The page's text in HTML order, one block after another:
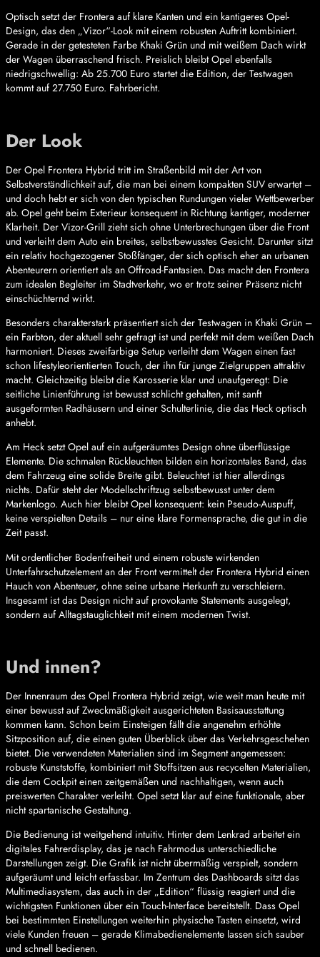
Optisch setzt der Frontera auf klare Kanten und ein kantigeres Opel-
Design, das den „Vizor“-Look mit einem robusten Auftritt kombiniert.
Gerade in der getesteten Farbe Khaki Grün und mit weißem Dach wirkt
der Wagen überraschend frisch. Preislich bleibt Opel ebenfalls
niedrigschwellig: Ab 25.700 Euro startet die Edition, der Testwagen
kommt auf 27.750 Euro. Fahrbericht.
Der Look
Der Opel Frontera Hybrid tritt im Straßenbild mit der Art von
Selbstverständlichkeit auf, die man bei einem kompakten SUV erwartet –
und doch hebt er sich von den typischen Rundungen vieler Wettbewerber
ab. Opel geht beim Exterieur konsequent in Richtung kantiger, moderner
Klarheit. Der Vizor-Grill zieht sich ohne Unterbrechungen über die Front
und verleiht dem Auto ein breites, selbstbewusstes Gesicht. Darunter sitzt
ein relativ hochgezogener Stoßfänger, der sich optisch eher an urbanen
Abenteurern orientiert als an Offroad-Fantasien. Das macht den Frontera
zum idealen Begleiter im Stadtverkehr, wo er trotz seiner Präsenz nicht
einschüchternd wirkt.
Besonders charakterstark präsentiert sich der Testwagen in Khaki Grün –
ein Farbton, der aktuell sehr gefragt ist und perfekt mit dem weißen Dach
harmoniert. Dieses zweifarbige Setup verleiht dem Wagen einen fast
schon lifestyleorientierten Touch, der ihn für junge Zielgruppen attraktiv
macht. Gleichzeitig bleibt die Karosserie klar und unaufgeregt: Die
seitliche Linienführung ist bewusst schlicht gehalten, mit sanft
ausgeformten Radhäusern und einer Schulterlinie, die das Heck optisch
anhebt.
Am Heck setzt Opel auf ein aufgeräumtes Design ohne überflüssige
Elemente. Die schmalen Rückleuchten bilden ein horizontales Band, das
dem Fahrzeug eine solide Breite gibt. Beleuchtet ist hier allerdings
nichts. Dafür steht der Modellschriftzug selbstbewusst unter dem
Markenlogo. Auch hier bleibt Opel konsequent: kein Pseudo-Auspuff,
keine verspielten Details – nur eine klare Formensprache, die gut in die
Zeit passt.
Mit ordentlicher Bodenfreiheit und einem robuste wirkenden
Unterfahrschutzelement an der Front vermittelt der Frontera Hybrid einen
Hauch von Abenteuer, ohne seine urbane Herkunft zu verschleiern.
Insgesamt ist das Design nicht auf provokante Statements ausgelegt,
sondern auf Alltagstauglichkeit mit einem modernen Twist.
Und innen?
Der Innenraum des Opel Frontera Hybrid zeigt, wie weit man heute mit
einer bewusst auf Zweckmäßigkeit ausgerichteten Basisausstattung
kommen kann. Schon beim Einsteigen fällt die angenehm erhöhte
Sitzposition auf, die einen guten Überblick über das Verkehrsgeschehen
bietet. Die verwendeten Materialien sind im Segment angemessen:
robuste Kunststoffe, kombiniert mit Stoffsitzen aus recycelten Materialien,
die dem Cockpit einen zeitgemäßen und nachhaltigen, wenn auch
preiswerten Charakter verleiht. Opel setzt klar auf eine funktionale, aber
nicht spartanische Gestaltung.
Die Bedienung ist weitgehend intuitiv. Hinter dem Lenkrad arbeitet ein
digitales Fahrerdisplay, das je nach Fahrmodus unterschiedliche
Darstellungen zeigt. Die Grafik ist nicht übermäßig verspielt, sondern
aufgeräumt und leicht erfassbar. Im Zentrum des Dashboards sitzt das
Multimediasystem, das auch in der „Edition“ flüssig reagiert und die
wichtigsten Funktionen über ein Touch-Interface bereitstellt. Dass Opel
bei bestimmten Einstellungen weiterhin physische Tasten einsetzt, wird
viele Kunden freuen – gerade Klimabedienelemente lassen sich sauber
und schnell bedienen.